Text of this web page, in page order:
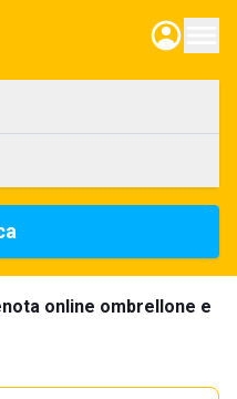
online ombrellone e